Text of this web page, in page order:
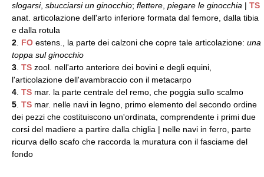
slogarsi, sbucciarsi un ginocchio; flettere piegare le ginocchia | TS
anat. articolazione dell'arto inferiore formata dal femore, dalla tibia
e dalla rotula
2 FO estens., la parte dei calzoni che copre tale articolazione: una
toppa sul ginocchio
3 TS zool. nell'arto anteriore dei bovini e degli equini,
l'articolazione dell'avambraccio con il metacarpo
4 TS mar. la parte centrale del remo, che poggia sullo scalmo
5 TS mar. nelle navi in legno, primo elemento del secondo ordine
dei pezzi che costituiscono un'ordinata, comprendente i primi due
corsi del madiere a partire dalla chiglia | nelle navi in ferro, parte
ricurva dello scafo che raccorda la muratura con il fasciame del
fondo